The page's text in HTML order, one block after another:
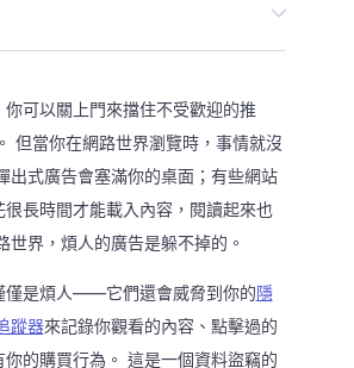
可以關上門來擋住不受歡迎的推
但當你在網路世界瀏覽時，事情就沒
出式廣告會塞滿你的桌面；有些網站
很長時間才能載入內容，閱讀起來也
世界，煩人的廣告是躲不掉的。
僅是煩人——它們還會威脅到你的隱
蹤器來記錄你觀看的內容、點擊過的
你的購買行為。 這是一個資料盜竊的